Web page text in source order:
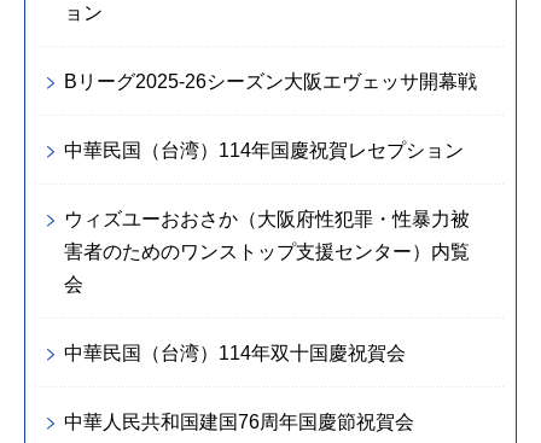
ョン
Bリーグ2025-26シーズン大阪エヴェッサ開幕戦
中華民国（台湾）114年国慶祝賀レセプション
ウィズユーおおさか（大阪府性犯罪・性暴力被
害者のためのワンストップ支援センター）内覧
会
中華民国（台湾）114年双十国慶祝賀会
中華人民共和国建国76周年国慶節祝賀会